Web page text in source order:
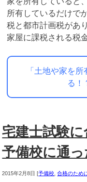
所有しているだけで
税と都市計画税があ
家屋に課税される税
「土地や家を
る！
宅建士試験に
予備校に通
2015年2月8日 [予備校 ,合格のため